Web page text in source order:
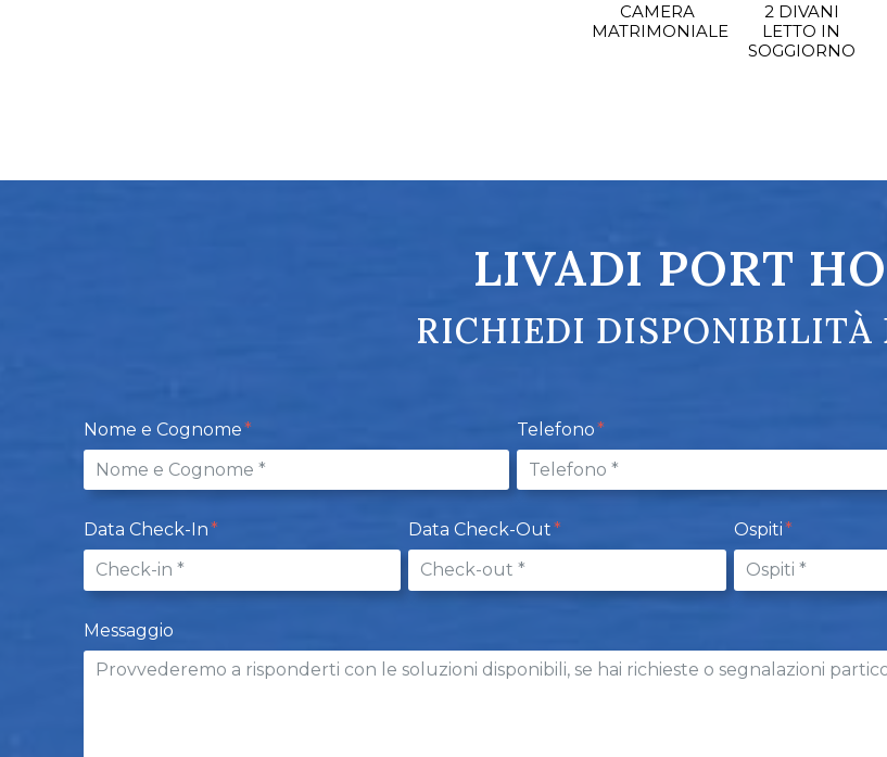
CAMERA
MATRIMONIALE
2 DIVANI
LETTO IN
SOGGIORNO
LIVADI PORT
RICHIEDI DISPONIBILITÀ
Nome e Cognome Telefono
Data Check-In Data Check-Out Ospiti
Messaggio